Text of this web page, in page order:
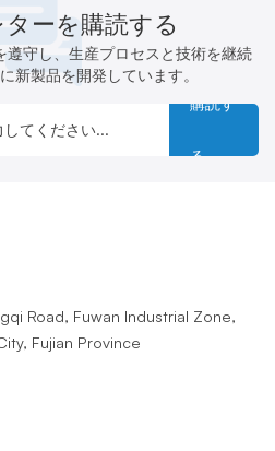
ーを購読する
遵守し、生産プロセスと技術を継続
新製品を開発しています。
購読す
る
Road, Fuwan Industrial Zone,
Fujian Province